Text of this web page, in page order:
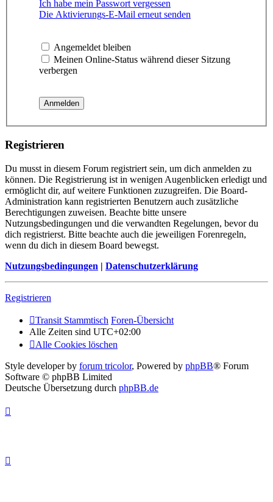
Ich habe mein Passwort vergessen
Die Aktivierungs-E-Mail erneut senden
Angemeldet bleiben
Meinen Online-Status während dieser Sitzung
verbergen
Registrieren
Du musst in diesem Forum registriert sein, um dich anmelden zu
können. Die Registrierung ist in wenigen Augenblicken erledigt und
ermöglicht dir, auf weitere Funktionen zuzugreifen. Die Board-
Administration kann registrierten Benutzern auch zusätzliche
Berechtigungen zuweisen. Beachte bitte unsere
Nutzungsbedingungen und die verwandten Regelungen, bevor du
dich registrierst. Bitte beachte auch die jeweiligen Forenregeln,
wenn du dich in diesem Board bewegst.
Nutzungsbedingungen | Datenschutzerklärung
Registrieren
Transit Stammtisch Foren-Übersicht
Alle Zeiten sind UTC+02:00
Alle Cookies löschen
Style developer by forum tricolor, Powered by phpBB® Forum
Software © phpBB Limited
Deutsche Übersetzung durch phpBB.de